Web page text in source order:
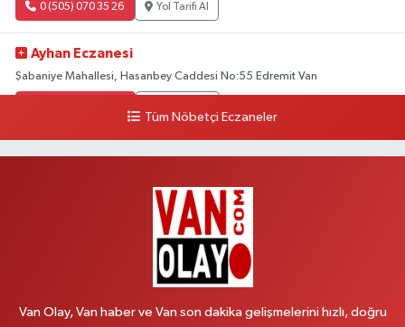
0 (505) 070 35 26 Yol Tarifi Al
Ayhan Eczanesi
Şabaniye Mahallesi, Hasanbey Caddesi No:55 Edremit Van
Yol Tarifi Al
Vanyolu Mahallesi, Kara Yusuf Bey Caddesi No:99 B Erciş Van
0 (432) 351 02 96 Yol Tarifi Al
Tüm Nöbetçi Eczaneler
Van Olay, Van haber ve Van son dakika gelişmelerini hızlı, doğru